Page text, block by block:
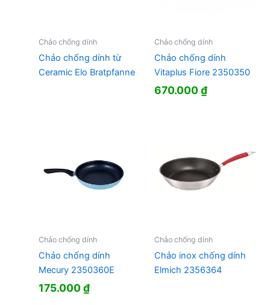
Chảo chống dính
Chảo chống dính từ
Ceramic Elo Bratpfanne
Chảo chống dính
Chảo chống dính
Vitaplus Fiore 2350350
670.000₫
Chảo chống dính
Chảo chống dính
Mecury 2350360E
175.000₫
Chảo chống dính
Chảo inox chống dính
Elmich 2356364